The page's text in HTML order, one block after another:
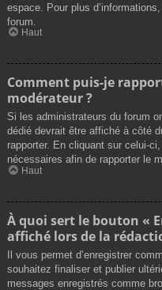
espace. Pour plus
forum.
Haut
Comment puis-je
modérateur ?
Si les administrateurs du forum
dédié devrait être affiché à côté
rapporter. En cliquant sur celui-
nécessaires afin de rapporter le
Haut
À quoi sert le bouton «
affiché lors de la
Il vous permet d’enregistrer
souhaitez finaliser et publier
messages enregistrés comme